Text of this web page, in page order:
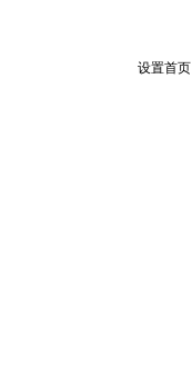
设置首页